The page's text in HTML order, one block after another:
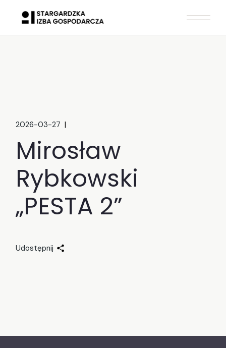
content
2026-03-27
Mirosław
Rybkowski
„PESTA 2”
Udostępnij